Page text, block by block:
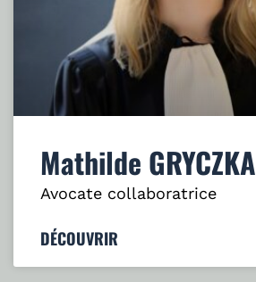
Mathilde GRYCZKA
Avocate collaboratrice
DÉCOUVRIR